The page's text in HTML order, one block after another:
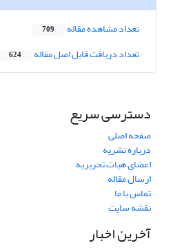
تعداد مشاهده مقاله 709
تعداد دریافت فایل اصل مقاله 624
دسترسی سریع
صفحه اصلی
درباره نشریه
اعضای هیات تحریریه
ارسال مقاله
تماس با ما
نقشه سایت
آخرین اخبار